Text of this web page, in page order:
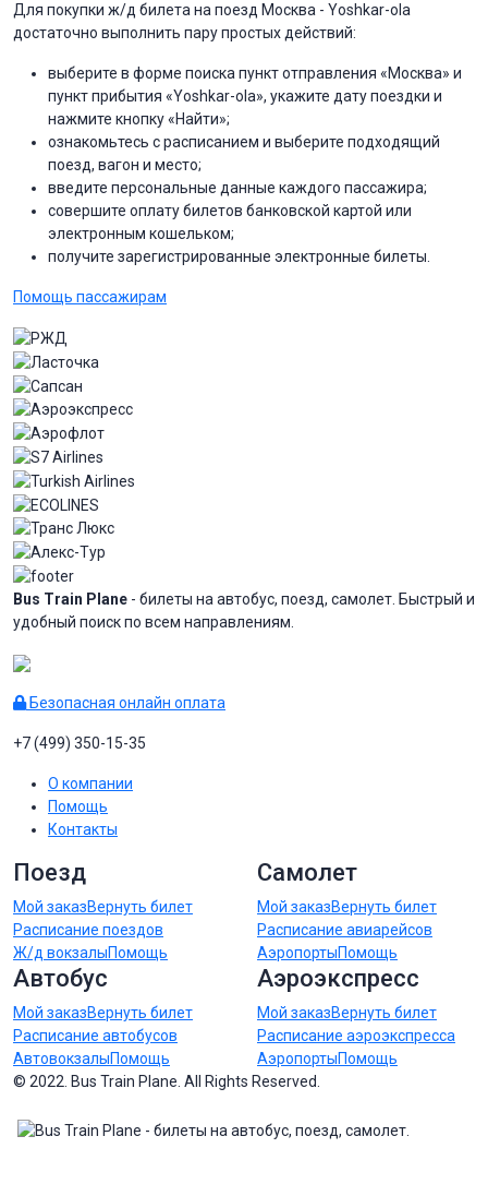
Для покупки ж/д билета на поезд Москва - Yoshkar-ola
достаточно выполнить пару простых действий:
выберите в форме поиска пункт отправления «Москва» и
пункт прибытия «Yoshkar-ola», укажите дату поездки и
нажмите кнопку «Найти»;
ознакомьтесь с расписанием и выберите подходящий
поезд, вагон и место;
введите персональные данные каждого пассажира;
совершите оплату билетов банковской картой или
электронным кошельком;
получите зарегистрированные электронные билеты.
Помощь пассажирам
Bus Train Plane - билеты на автобус, поезд, самолет. Быстрый и
удобный поиск по всем направлениям.
Безопасная онлайн оплата
+7 (499) 350-15-35
О компании
Помощь
Контакты
Поезд
Мой заказВернуть билет
Расписание поездов
Ж/д вокзалыПомощь
Самолет
Мой заказВернуть билет
Расписание авиарейсов
АэропортыПомощь
Автобус
Мой заказВернуть билет
Расписание автобусов
АвтовокзалыПомощь
Аэроэкспресс
Мой заказВернуть билет
Расписание аэроэкспресса
АэропортыПомощь
© 2022. Bus Train Plane. All Rights Reserved.